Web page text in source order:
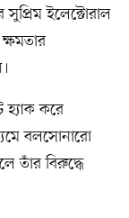
সুপ্রিম ইলেক্টোরাল
হ্যাক করে
বলসোনারো
তাঁর বিরুদ্ধে